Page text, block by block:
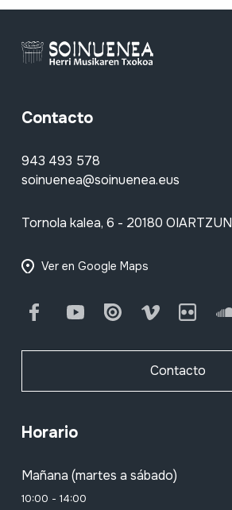
Contacto
943 493 578
soinuenea@soinuenea.eus
Tornola kalea, 6 - 20180 OIARTZUN
Ver en Google Maps
FacebookYoutube Issuu Vimeo Flickr
Contacto
Horario
Mañana (martes a sábado)
10:00 - 14:00